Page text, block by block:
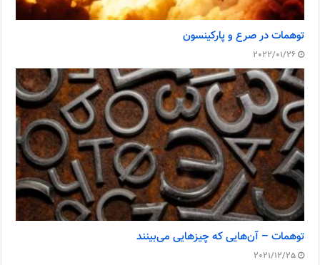
توهمات در صرع و پارکینسون
2022/01/26
توهمات – آن‌هایی که چیزهایی می‌بینند
2021/12/25